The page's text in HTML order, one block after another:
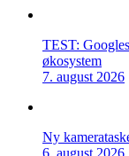
TEST:
økosystem
7. august 2026
Ny
6. august 2026